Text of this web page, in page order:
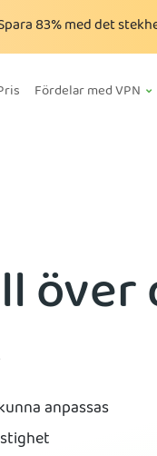
83%med det
Fördelar med VPN
anpassas